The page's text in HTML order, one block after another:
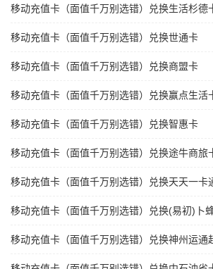
移动充值卡（面值千万别选错）兑换生活杉德
移动充值卡（面值千万别选错）兑换世通卡
移动充值卡（面值千万别选错）兑换商盟卡
移动充值卡（面值千万别选错）兑换赢点生活
移动充值卡（面值千万别选错）兑换智惠卡
移动充值卡（面值千万别选错）兑换途牛商旅
移动充值卡（面值千万别选错）兑换天天一卡
移动充值卡（面值千万别选错）兑换(易初)卜
移动充值卡（面值千万别选错）兑换神州运通